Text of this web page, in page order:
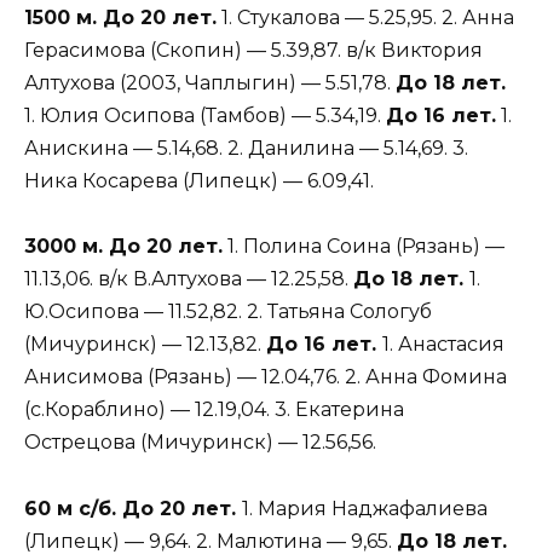
1500 м. До 20 лет. 1. Стукалова — 5.25,95. 2. Анна
Герасимова (Скопин) — 5.39,87. в/к Виктория
Алтухова (2003, Чаплыгин) — 5.51,78. До 18 лет.
1. Юлия Осипова (Тамбов) — 5.34,19. До 16 лет. 1.
Анискина — 5.14,68. 2. Данилина — 5.14,69. 3.
Ника Косарева (Липецк) — 6.09,41.
3000 м. До 20 лет. 1. Полина Соина (Рязань) —
11.13,06. в/к В.Алтухова — 12.25,58. До 18 лет. 1.
Ю.Осипова — 11.52,82. 2. Татьяна Сологуб
(Мичуринск) — 12.13,82. До 16 лет. 1. Анастасия
Анисимова (Рязань) — 12.04,76. 2. Анна Фомина
(с.Кораблино) — 12.19,04. 3. Екатерина
Острецова (Мичуринск) — 12.56,56.
60 м с/б. До 20 лет. 1. Мария Наджафалиева
(Липецк) — 9,64. 2. Малютина — 9,65. До 18 лет.